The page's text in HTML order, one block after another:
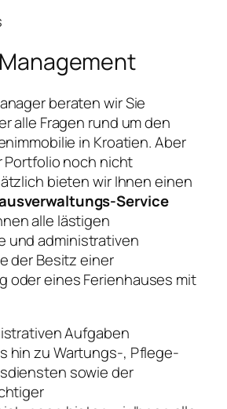
beraten wir Sie
alle Fragen rund um den
in Kroatien. Aber
Portfolio noch nicht
bieten wir Ihnen einen
Service
alle lästigen
und administrativen
der Besitz einer
oder eines Ferienhauses mit
Aufgaben
hin zu Wartungs-, Pflege-
sowie der